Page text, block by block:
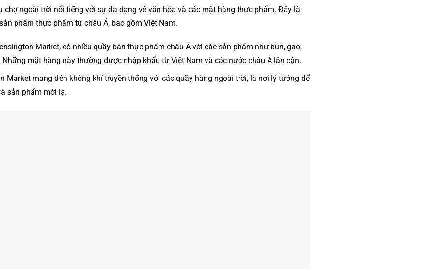
chợ ngoài trời nổi tiếng với sự đa dạng về văn hóa và các mặt hàng thực phẩm. Đây là
phẩm thực phẩm từ châu Á, bao gồm Việt Nam.
Market, có nhiều quầy bán thực phẩm châu Á với các sản phẩm như bún, gạo,
mặt hàng này thường được nhập khẩu từ Việt Nam và các nước châu Á lân cận.
Market mang đến không khí truyền thống với các quầy hàng ngoài trời, là nơi lý tưởng để
sản phẩm mới lạ.